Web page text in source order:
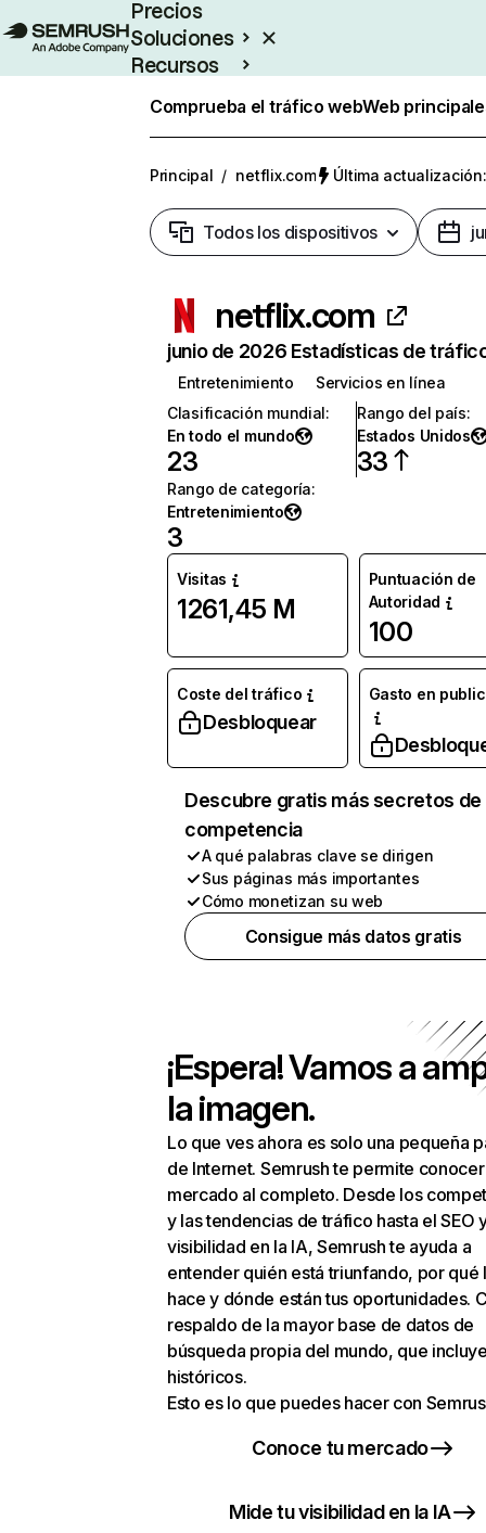
Precios
Soluciones
Recursos
Comprueba el tráfico webWeb
Principal / netflix.com Última
Todos los dispositivos
netflix.com
junio de 2026 Estadísticas de
Entretenimiento
Servicios en línea
Clasificación mundial:
En todo el mundo
23
Rango del país:
Estados Unidos
33
Rango de categoría:
Entretenimiento
3
Visitas
1261,45 M
Puntuación de
Autoridad
100
Coste del tráfico
Desbloquear
Gasto en
Descubre gratis más secretos de
competencia
A qué palabras clave se dirigen
Sus páginas más importantes
Cómo monetizan su web
Consigue más datos gratis
¡Espera! Vamos a
la imagen.
Lo que ves ahora es solo una pequeña
de Internet. Semrush te permite
mercado al completo. Desde los
y las tendencias de tráfico hasta el SEO
visibilidad en la IA, Semrush te ayuda a
entender quién está triunfando, por qué
hace y dónde están tus oportunidades.
respaldo de la mayor base de datos de
búsqueda propia del mundo, que
históricos.
Esto es lo que puedes hacer con
Conoce tu mercado
Mide tu visibilidad en la IA